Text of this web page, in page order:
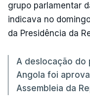
grupo parlamentar
indicava no
da Presidência da
A deslocação do
Angola foi
Assembleia da